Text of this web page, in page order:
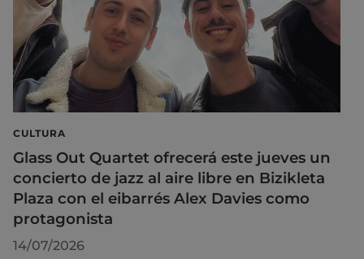
CULTURA
Glass Out Quartet ofrecerá este jueves un
concierto de jazz al aire libre en Bizikleta
Plaza con el eibarrés Alex Davies como
protagonista
14/07/2026